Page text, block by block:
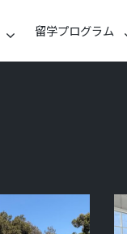
留学プログラム